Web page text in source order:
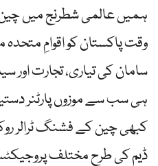
وقت پاکستان کو اقوامِ متحدہ
سامان کی تیاری، تجارت
ہی سب سے موزوں پارٹنر
کبھی چین کے فشنگ ٹرالر
ڈیم کی طرح مختلف پروجیکٹس